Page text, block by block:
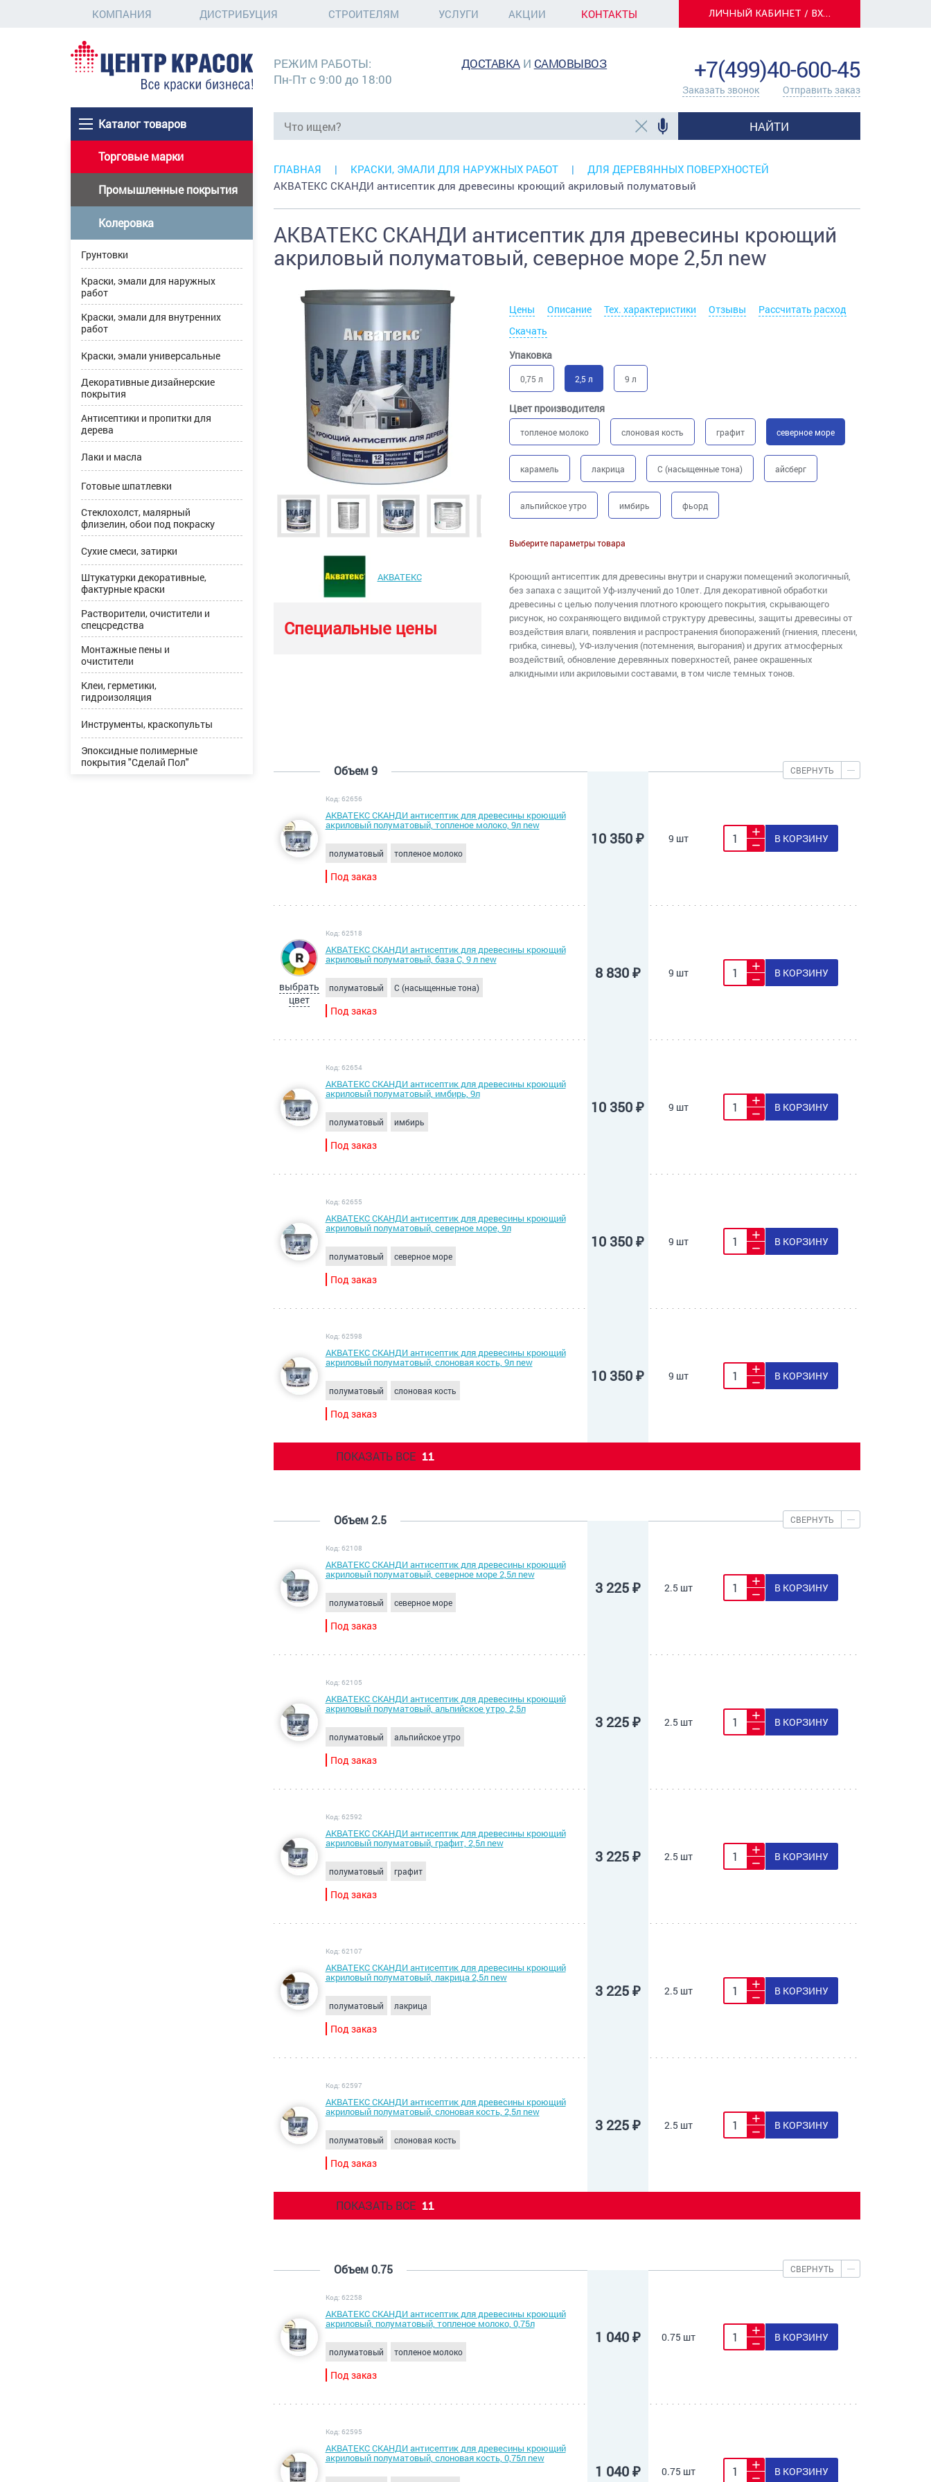
КОМПАНИЯ ДИСТРИБУЦИЯ СТРОИТЕЛЯМ УСЛУГИ АКЦИИ КОНТАКТЫ ЛИЧНЫЙ КАБИНЕТ / ВХОД
Каталог товаров
РЕЖИМ РАБОТЫ:
Пн-Пт с 9:00 до 18:00
ДОСТАВКАИ САМОВЫВОЗ +7(499)40-600-45
Заказать звонок Отправить заказ
НАЙТИ
Торговые марки
Промышленные покрытия
Колеровка
Грунтовки
Краски, эмали для наружных
работ
Краски, эмали для внутренних
работ
Краски, эмали универсальные
Декоративные дизайнерские
покрытия
Антисептики и пропитки для
дерева
Лаки и масла
Готовые шпатлевки
Стеклохолст, малярный
флизелин, обои под покраску
Сухие смеси, затирки
Штукатурки декоративные,
фактурные краски
Растворители, очистители и
спецсредства
Монтажные пены и
очистители
Клеи, герметики,
гидроизоляция
Инструменты, краскопульты
Эпоксидные полимерные
покрытия "Сделай Пол"
ГЛАВНАЯ КРАСКИ, ЭМАЛИ ДЛЯ НАРУЖНЫХ РАБОТ
ДЛЯ ДЕРЕВЯННЫХ ПОВЕРХНОСТЕЙ
АКВАТЕКС СКАНДИ антисептик для древесины кроющий акриловый полуматовый
АКВАТЕКС СКАНДИ антисептик для древесины кроющий
акриловый полуматовый, северное море 2,5л new
АКВАТЕКС
Специальные цены
Цены Описание Тех. характеристики Отзывы
Рассчитать расход
Скачать
Упаковка
0,75 л 2,5 л 9 л
Цвет производителя
топленое молоко слоновая кость графит северное море
карамель лакрица C (насыщенные тона) айсберг
альпийское утро имбирь фьорд
Выберите параметры товара
Кроющий антисептик для древесины внутри и снаружи помещений экологичный,
без запаха с защитой Уф-излучений до 10лет. Для декоративной обработки
древесины с целью получения плотного кроющего покрытия, скрывающего
рисунок, но сохраняющего видимой структуру древесины, защиты древесины от
воздействия влаги, появления и распространения биопоражений (гниения, плесени,
грибка, синевы), УФ-излучения (потемнения, выгорания) и других атмосферных
воздействий, обновление деревянных поверхностей, ранее окрашенных
алкидными или акриловыми составами, в том числе темных тонов.
Объем 9 СВЕРНУТЬ
Код: 62656
АКВАТЕКС СКАНДИ антисептик для древесины кроющий
акриловый полуматовый, топленое молоко, 9л new
полуматовый топленое молоко
Под заказ
10 350 ₽ 9 шт В КОРЗИНУ
выбрать
цвет
Код: 62518
АКВАТЕКС СКАНДИ антисептик для древесины кроющий
акриловый полуматовый, база C, 9 л new
полуматовый C (насыщенные тона)
Под заказ
8 830 ₽ 9 шт В КОРЗИНУ
Код: 62654
АКВАТЕКС СКАНДИ антисептик для древесины кроющий
акриловый полуматовый, имбирь, 9л
полуматовый имбирь
Под заказ
10 350 ₽ 9 шт В КОРЗИНУ
Код: 62655
АКВАТЕКС СКАНДИ антисептик для древесины кроющий
акриловый полуматовый, северное море, 9л
полуматовый северное море
Под заказ
10 350 ₽ 9 шт В КОРЗИНУ
Код: 62598
АКВАТЕКС СКАНДИ антисептик для древесины кроющий
акриловый полуматовый, слоновая кость, 9л new
полуматовый слоновая кость
Под заказ
10 350 ₽ 9 шт В КОРЗИНУ
ПОКАЗАТЬ ВСЕ 11
Объем 2.5 СВЕРНУТЬ
Код: 62108
АКВАТЕКС СКАНДИ антисептик для древесины кроющий
акриловый полуматовый, северное море 2,5л new
полуматовый северное море
Под заказ
3 225 ₽ 2.5 шт В КОРЗИНУ
Код: 62105
АКВАТЕКС СКАНДИ антисептик для древесины кроющий
акриловый полуматовый, альпийское утро, 2,5л
полуматовый альпийское утро
Под заказ
3 225 ₽ 2.5 шт В КОРЗИНУ
Код: 62592
АКВАТЕКС СКАНДИ антисептик для древесины кроющий
акриловый полуматовый, графит, 2,5л new
полуматовый графит
Под заказ
3 225 ₽ 2.5 шт В КОРЗИНУ
Код: 62107
АКВАТЕКС СКАНДИ антисептик для древесины кроющий
акриловый полуматовый, лакрица 2,5л new
полуматовый лакрица
Под заказ
3 225 ₽ 2.5 шт В КОРЗИНУ
Код: 62597
АКВАТЕКС СКАНДИ антисептик для древесины кроющий
акриловый полуматовый, слоновая кость, 2,5л new
полуматовый слоновая кость
Под заказ
3 225 ₽ 2.5 шт В КОРЗИНУ
ПОКАЗАТЬ ВСЕ 11
Объем 0.75 СВЕРНУТЬ
Код: 62258
АКВАТЕКС СКАНДИ антисептик для древесины кроющий
акриловый, полуматовый, топленое молоко, 0,75л
полуматовый топленое молоко
Под заказ
1 040 ₽ 0.75 шт В КОРЗИНУ
Код: 62595
АКВАТЕКС СКАНДИ антисептик для древесины кроющий
акриловый полуматовый, слоновая кость, 0,75л new
1 040 ₽ 0.75 шт В КОРЗИНУ